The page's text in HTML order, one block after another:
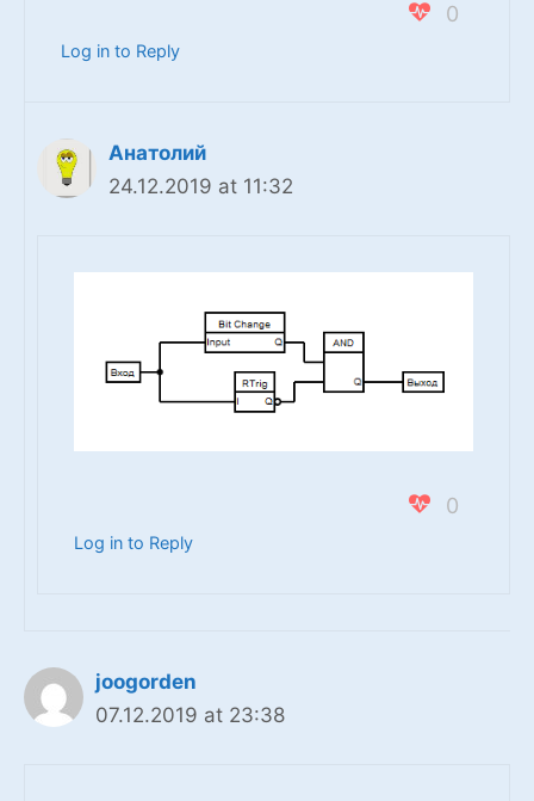
0
Log in to Reply
Анатолий
24.12.2019 at 11:32
0
Log in to Reply
joogorden
07.12.2019 at 23:38